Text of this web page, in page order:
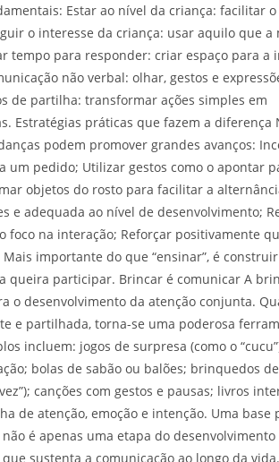
Estar ao nível da criança: facilitar
o interesse da criança: usar aquilo que a
tempo para responder: criar espaço para a
não verbal: olhar, gestos e
de partilha: transformar ações simples em
Estratégias práticas que fazem a diferença
podem promover grandes avanços:
um pedido; Utilizar gestos como o apontar
objetos do rosto para facilitar a
e adequada ao nível de desenvolvimento;
foco na interação; Reforçar positivamente
importante do que “ensinar”, é
queira participar. Brincar é comunicar A
o desenvolvimento da atenção conjunta.
e partilhada, torna-se uma poderosa
incluem: jogos de surpresa (como o
bolas de sabão ou balões; brinquedos
canções com gestos e pausas; livros
de atenção, emoção e intenção. Uma base
é apenas uma etapa do
sustenta a comunicação ao longo da